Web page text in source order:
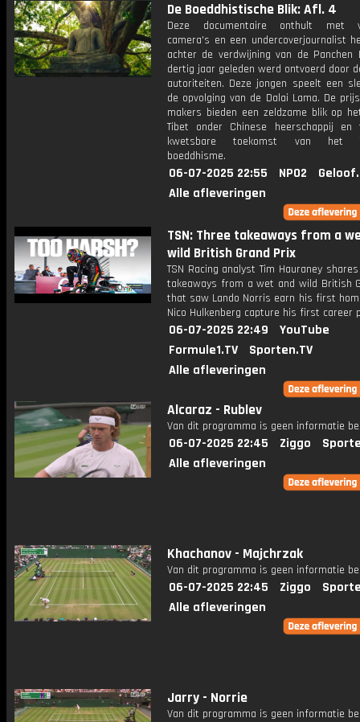
De Boeddhistische Blik: Afl. 4
Deze documentaire onthult met
camera's en een undercoverjournalist
achter de verdwijning van de Panchen
dertig jaar geleden werd ontvoerd door
autoriteiten. Deze jongen speelt een
de opvolging van de Dalai Lama. De
makers bieden een zeldzame blik op
Tibet onder Chinese heerschappij en
kwetsbare toekomst van het
boeddhisme.
06-07-2025 22:55 NPO2
Alle afleveringen
TSN: Three takeaways from a
wild British Grand Prix
TSN Racing analyst Tim Hauraney
takeaways from a wet and wild British
that saw Lando Norris earn his first
Nico Hulkenberg capture his first career
06-07-2025 22:49
YouTube
Formule1.TV
Sporten.TV
Alle afleveringen
Alcaraz - Rublev
Van dit programma is geen informatie
06-07-2025 22:45 Ziggo
Alle afleveringen
Khachanov - Majchrzak
Van dit programma is geen informatie
06-07-2025 22:45 Ziggo
Alle afleveringen
Jarry - Norrie
Van dit programma is geen informatie